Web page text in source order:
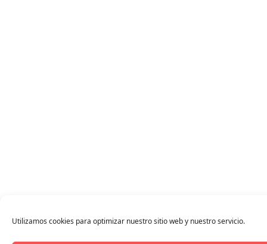
Utilizamos cookies para optimizar nuestro sitio web y nuestro servicio.